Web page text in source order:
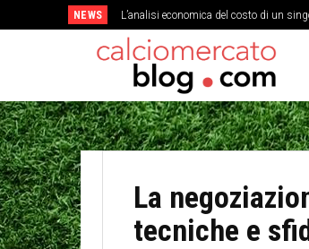
NEWS L’analisi economica del costo di un
Come la cultura del gioco corto ha
La
tecniche e